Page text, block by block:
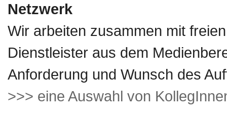
Netzwerk
Wir arbeiten zusammen mit
Dienstleister aus dem
Anforderung und Wunsch des
>>> eine Auswahl von